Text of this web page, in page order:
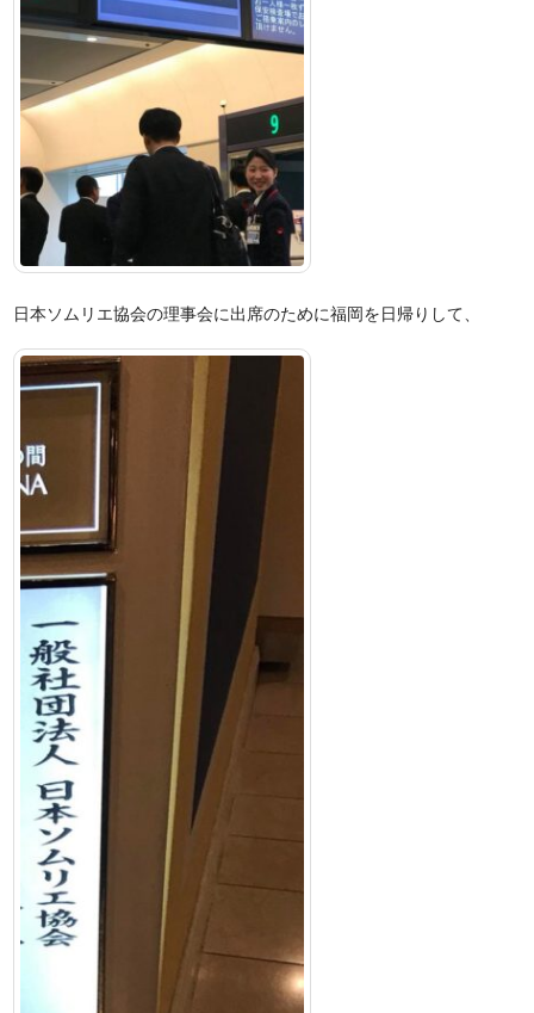
日本ソムリエ協会の理事会に出席のために福岡を日帰りして、